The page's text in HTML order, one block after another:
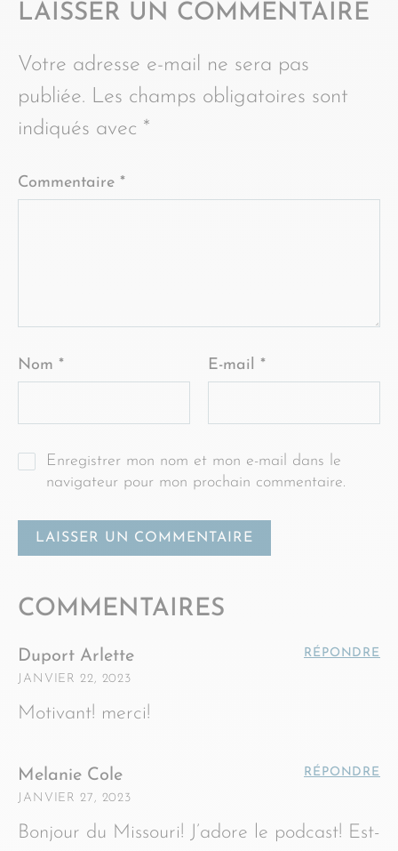
LAISSER UN COMMENTAIRE
Votre adresse e-mail ne sera pas
publiée. Les champs obligatoires sont
indiqués avec *
Commentaire *
Nom * E-mail *
Enregistrer mon nom et mon e-mail dans le
navigateur pour mon prochain commentaire.
COMMENTAIRES
Duport Arlette
JANVIER 22, 2023
RÉPONDRE
Motivant! merci!
Melanie Cole
JANVIER 27, 2023
RÉPONDRE
Bonjour du Missouri! J’adore le podcast! Est-